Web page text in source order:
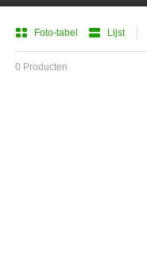
Foto-tabel Lijst
0 Producten